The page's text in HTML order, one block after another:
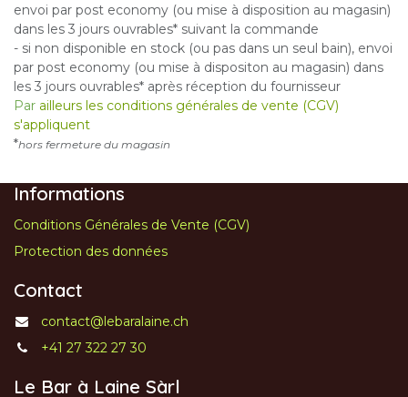
envoi par post economy (ou mise à disposition au magasin)
dans les 3 jours ouvrables* suivant la commande
- si non disponible en stock (ou pas dans un seul bain), envoi
par post economy (ou mise à dispositon au magasin) dans
les 3 jours ouvrables* après réception du fournisseur
Par ailleurs les conditions générales de vente (CGV)
s'appliquent
*hors fermeture du magasin
Informations
Conditions Générales de Vente (CGV)
Protection des données
Contact
contact@lebaralaine.ch
+41 27 322 27 30
Le Bar à Laine Sàrl